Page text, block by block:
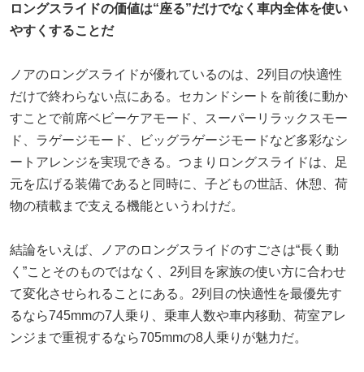
ロングスライドの価値は“座る”だけでなく車内全体を使い
やすくすることだ
ノアのロングスライドが優れているのは、2列目の快適性
だけで終わらない点にある。セカンドシートを前後に動か
すことで前席ベビーケアモード、スーパーリラックスモー
ド、ラゲージモード、ビッグラゲージモードなど多彩なシ
ートアレンジを実現できる。つまりロングスライドは、足
元を広げる装備であると同時に、子どもの世話、休憩、荷
物の積載まで支える機能というわけだ。
結論をいえば、ノアのロングスライドのすごさは“長く動
く”ことそのものではなく、2列目を家族の使い方に合わせ
て変化させられることにある。2列目の快適性を最優先す
るなら745mmの7人乗り、乗車人数や車内移動、荷室アレ
ンジまで重視するなら705mmの8人乗りが魅力だ。